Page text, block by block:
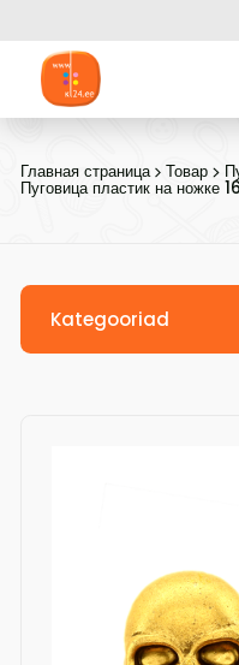
Главная страница Товар
Пуговица пластик на ножке
Kategooriad